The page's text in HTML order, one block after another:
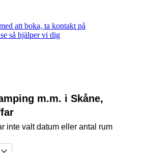
att boka, ta kontakt på
så hjälper vi dig
m.m. i Skåne,
inte valt datum eller antal rum